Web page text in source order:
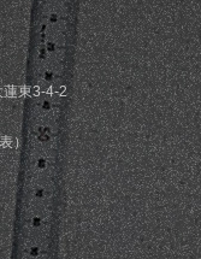
東3-4-2
）